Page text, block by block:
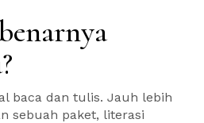
baca dan tulis. Jauh lebih
sebuah paket, literasi